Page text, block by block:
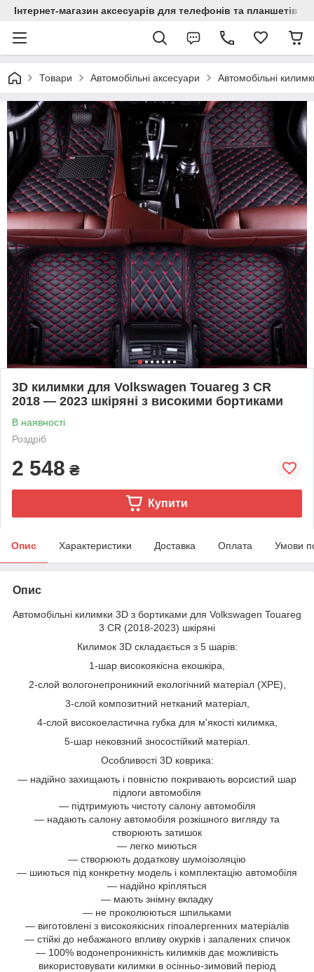
Інтернет-магазин аксесуарів для телефонів та планшетів
Товари Автомобільні аксесуари Автомобільні
3D килимки для Volkswagen Touareg 3 CR
2018 — 2023 шкіряні з високими бортиками
В наявності
Роздріб
2 548 ₴
Купити
Опис Характеристики Доставка Оплата Умови
Опис
Автомобільні килимки 3D з бортиками для Volkswagen Touareg
3 CR (2018-2023) шкіряні
Килимок 3D складається з 5 шарів:
1-шар високоякісна екошкіра,
2-слой вологонепроникний екологічний матеріал (XPE),
3-слой композитний нетканий матеріал,
4-слой високоеластична губка для м'якості килимка,
5-шар нековзний зносостійкий матеріал.
Особливості 3D коврика:
— надійно захищають і повністю покривають ворсистий шар
підлоги автомобіля
— підтримують чистоту салону автомобіля
— надають салону автомобіля розкішного вигляду та
створюють затишок
— легко миються
— створюють додаткову шумоізоляцію
— шиються під конкретну модель і комплектацію автомобіля
— надійно кріпляться
— мають знімну вкладку
— не проколюються шпильками
— виготовлені з високоякісних гіпоалергенних матеріалів
— стійкі до небажаного впливу окурків і запалених спичок
— 100% водонепроникність килимків дає можливість
використовувати килимки в осінньо-зимовий період